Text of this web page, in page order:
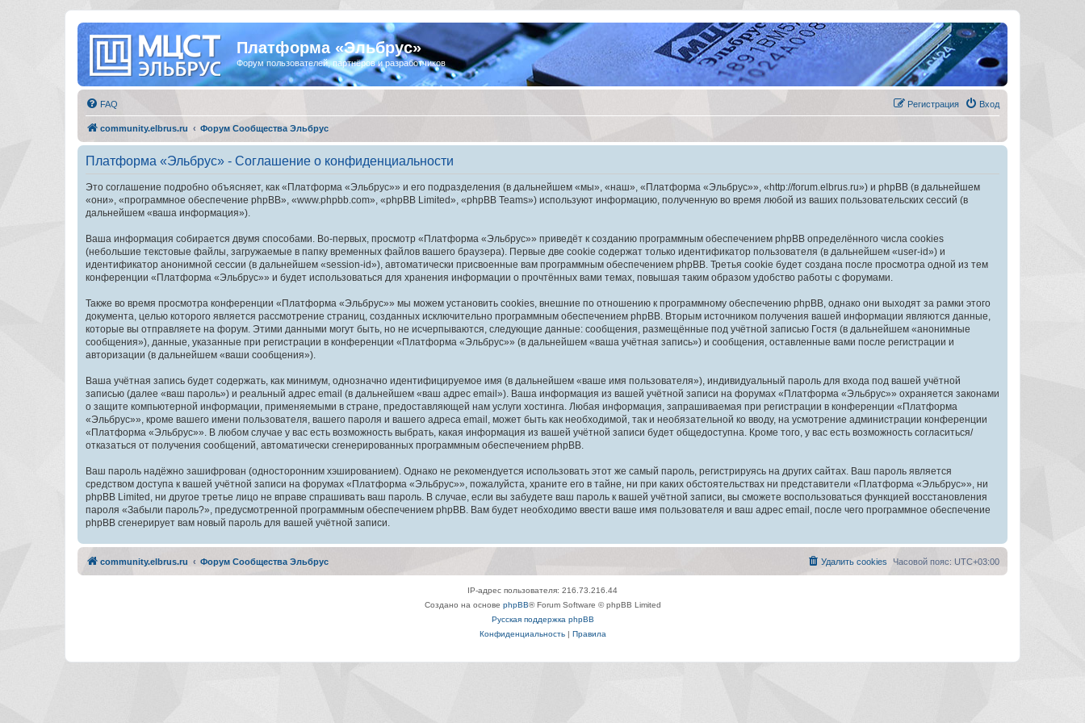
Платформа «Эльбрус»
Форум пользователей, партнёров и разработчиков
FAQ Вход
Регистрация
community.elbrus.ru Форум Сообщества Эльбрус
Платформа «Эльбрус» - Соглашение о конфиденциальности
Это соглашение подробно объясняет, как «Платформа «Эльбрус»» и его подразделения (в дальнейшем «мы», «наш», «Платформа «Эльбрус»», «http://forum.elbrus.ru») и phpBB (в дальнейшем
«они», «программное обеспечение phpBB», «www.phpbb.com», «phpBB Limited», «phpBB Teams») используют информацию, полученную во время любой из ваших пользовательских сессий (в
дальнейшем «ваша информация»).
Ваша информация собирается двумя способами. Во-первых, просмотр «Платформа «Эльбрус»» приведёт к созданию программным обеспечением phpBB определённого числа cookies
(небольшие текстовые файлы, загружаемые в папку временных файлов вашего браузера). Первые две cookie содержат только идентификатор пользователя (в дальнейшем «user-id») и
идентификатор анонимной сессии (в дальнейшем «session-id»), автоматически присвоенные вам программным обеспечением phpBB. Третья cookie будет создана после просмотра одной из тем
конференции «Платформа «Эльбрус»» и будет использоваться для хранения информации о прочтённых вами темах, повышая таким образом удобство работы с форумами.
Также во время просмотра конференции «Платформа «Эльбрус»» мы можем установить cookies, внешние по отношению к программному обеспечению phpBB, однако они выходят за рамки этого
документа, целью которого является рассмотрение страниц, созданных исключительно программным обеспечением phpBB. Вторым источником получения вашей информации являются данные,
которые вы отправляете на форум. Этими данными могут быть, но не исчерпываются, следующие данные: сообщения, размещённые под учётной записью Гостя (в дальнейшем «анонимные
сообщения»), данные, указанные при регистрации в конференции «Платформа «Эльбрус»» (в дальнейшем «ваша учётная запись») и сообщения, оставленные вами после регистрации и
авторизации (в дальнейшем «ваши сообщения»).
Ваша учётная запись будет содержать, как минимум, однозначно идентифицируемое имя (в дальнейшем «ваше имя пользователя»), индивидуальный пароль для входа под вашей учётной
записью (далее «ваш пароль») и реальный адрес email (в дальнейшем «ваш адрес email»). Ваша информация из вашей учётной записи на форумах «Платформа «Эльбрус»» охраняется законами
о защите компьютерной информации, применяемыми в стране, предоставляющей нам услуги хостинга. Любая информация, запрашиваемая при регистрации в конференции «Платформа
«Эльбрус»», кроме вашего имени пользователя, вашего пароля и вашего адреса email, может быть как необходимой, так и необязательной ко вводу, на усмотрение администрации конференции
«Платформа «Эльбрус»». В любом случае у вас есть возможность выбрать, какая информация из вашей учётной записи будет общедоступна. Кроме того, у вас есть возможность согласиться/
отказаться от получения сообщений, автоматически сгенерированных программным обеспечением phpBB.
Ваш пароль надёжно зашифрован (односторонним хэшированием). Однако не рекомендуется использовать этот же самый пароль, регистрируясь на других сайтах. Ваш пароль является
средством доступа к вашей учётной записи на форумах «Платформа «Эльбрус»», пожалуйста, храните его в тайне, ни при каких обстоятельствах ни представители «Платформа «Эльбрус»», ни
phpBB Limited, ни другое третье лицо не вправе спрашивать ваш пароль. В случае, если вы забудете ваш пароль к вашей учётной записи, вы сможете воспользоваться функцией восстановления
пароля «Забыли пароль?», предусмотренной программным обеспечением phpBB. Вам будет необходимо ввести ваше имя пользователя и ваш адрес email, после чего программное обеспечение
phpBB сгенерирует вам новый пароль для вашей учётной записи.
community.elbrus.ru Форум Сообщества Эльбрус Часовой пояс: UTC+03:00
Удалить cookies
IP-адрес пользователя: 216.73.216.44
Создано на основе phpBB® Forum Software © phpBB Limited
Русская поддержка phpBB
Конфиденциальность| Правила